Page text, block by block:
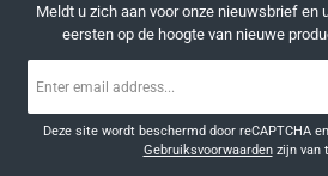
Meldt u zich aan voor onze nieuwsbrief en
eersten op de hoogte van nieuwe
mailadres
Deze site wordt beschermd door reCAPTCHA
Gebruiksvoorwaardenzijn van